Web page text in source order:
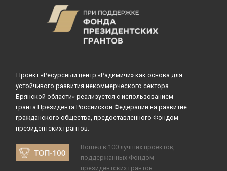
Проект «Ресурсный центр «Радимичи» как основа для
устойчивого развития некоммерческого сектора
Брянской области» реализуется с использованием
гранта Президента Российской Федерации на развитие
гражданского общества, предоставленного Фондом
президентских грантов.
Вошел в 100 лучших проектов,
поддержанных Фондом
президентских грантов